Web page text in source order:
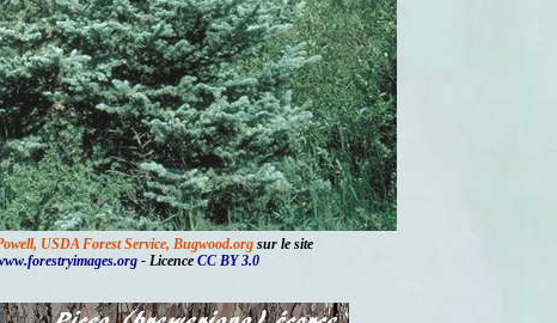
USDA Forest Service, Bugwood.org sur le site
- Licence CC BY 3.0